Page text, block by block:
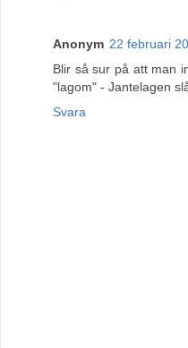
Anonym 22 februari
Blir så sur på att man
"lagom" - Jantelagen
Svara